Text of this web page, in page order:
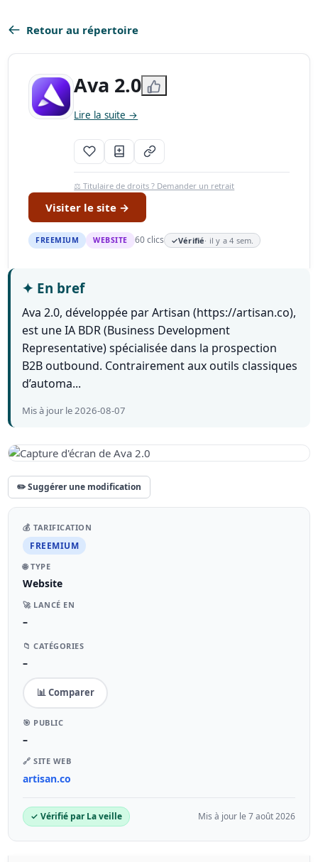
Retour au répertoire
Ava 2.0
Lire la suite →
⚖️ Titulaire de droits ? Demander un retrait
Visiter le site →
FREEMIUM WEBSITE 60 clics ✓Vérifié· il y a 4 sem.
✦ En bref
Ava 2.0, développée par Artisan (https://artisan.co),
est une IA BDR (Business Development
Representative) spécialisée dans la prospection
B2B outbound. Contrairement aux outils classiques
d’automa...
Mis à jour le 2026-08-07
✏️ Suggérer une modification
💰 TARIFICATION
FREEMIUM
🌐 TYPE
Website
🚀 LANCÉ EN
–
📁 CATÉGORIES
–
📊 Comparer
🎯 PUBLIC
–
🔗 SITE WEB
artisan.co
✓ Vérifié par La veille Mis à jour le 7 août 2026